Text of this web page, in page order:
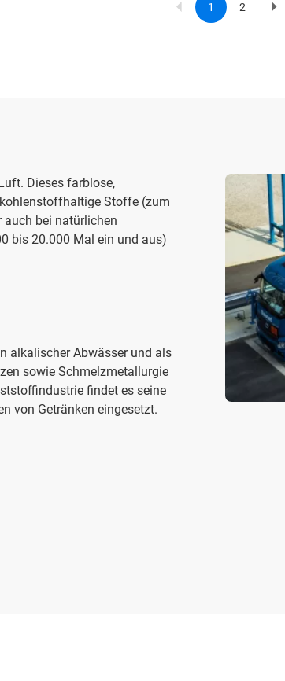
Current
page
1 Page
2
Dieses farblose,
Stoffe (zum
auch bei natürlichen
bis 20.000 Mal ein und aus)
alkalischer Abwässer und als
sowie Schmelzmetallurgie
findet es seine
von Getränken eingesetzt.